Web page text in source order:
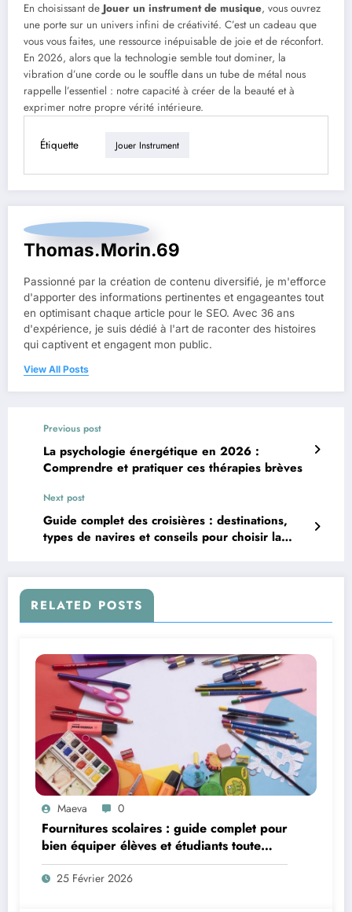
En choisissant de Jouer un instrument de musique, vous ouvrez
une porte sur un univers infini de créativité. C’est un cadeau que
vous vous faites, une ressource inépuisable de joie et de réconfort.
En 2026, alors que la technologie semble tout dominer, la
vibration d’une corde ou le souffle dans un tube de métal nous
rappelle l’essentiel : notre capacité à créer de la beauté et à
exprimer notre propre vérité intérieure.
Étiquette Jouer Instrument
Thomas.Morin.69
Passionné par la création de contenu diversifié, je m'efforce
d'apporter des informations pertinentes et engageantes tout
en optimisant chaque article pour le SEO. Avec 36 ans
d'expérience, je suis dédié à l'art de raconter des histoires
qui captivent et engagent mon public.
View All Posts
Previous post
La psychologie énergétique en 2026 :
Comprendre et pratiquer ces thérapies brèves
Next post
Guide complet des croisières : destinations,
types de navires et conseils pour choisir la
RELATED POSTS
Maeva 0
Fournitures scolaires : guide complet pour
bien équiper élèves et étudiants toute
l’année
25 Février 2026